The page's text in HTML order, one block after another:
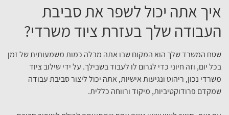
איך אתה יכול לשפר את סביבת
העבודה שלך בעזרת ציוד משרדי?
שטח המשרד שלך הוא המקום שבו אתה מבלה כמות משמעותית של זמן
בכל יום, וזה חיוני כדי לגרום לו לעבוד בשבילך. על ידי שילוב ציוד
משרדי נכון, ריהוט ונגיעות אישיות, אתה יכול ליצור סביבת עבודה
שמקדם פרודוקטיביות, מיקוד ורווחה כללית.